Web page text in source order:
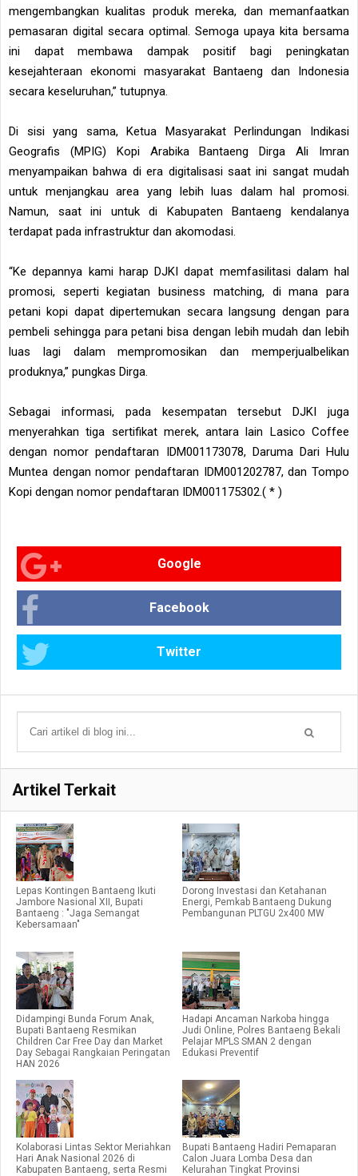
mengembangkan kualitas produk mereka, dan memanfaatkan
pemasaran digital secara optimal. Semoga upaya kita bersama
ini dapat membawa dampak positif bagi peningkatan
kesejahteraan ekonomi masyarakat Bantaeng dan Indonesia
secara keseluruhan,” tutupnya.
Di sisi yang sama, Ketua Masyarakat Perlindungan Indikasi
Geografis (MPIG) Kopi Arabika Bantaeng Dirga Ali Imran
menyampaikan bahwa di era digitalisasi saat ini sangat mudah
untuk menjangkau area yang lebih luas dalam hal promosi.
Namun, saat ini untuk di Kabupaten Bantaeng kendalanya
terdapat pada infrastruktur dan akomodasi.
“Ke depannya kami harap DJKI dapat memfasilitasi dalam hal
promosi, seperti kegiatan business matching, di mana para
petani kopi dapat dipertemukan secara langsung dengan para
pembeli sehingga para petani bisa dengan lebih mudah dan lebih
luas lagi dalam mempromosikan dan memperjualbelikan
produknya,” pungkas Dirga.
Sebagai informasi, pada kesempatan tersebut DJKI juga
menyerahkan tiga sertifikat merek, antara lain Lasico Coffee
dengan nomor pendaftaran IDM001173078, Daruma Dari Hulu
Muntea dengan nomor pendaftaran IDM001202787, dan Tompo
Kopi dengan nomor pendaftaran IDM001175302.( * )
Google
Facebook
Twitter
Artikel Terkait
Lepas Kontingen Bantaeng Ikuti
Jambore Nasional XII, Bupati
Bantaeng : "Jaga Semangat
Kebersamaan"
Dorong Investasi dan Ketahanan
Energi, Pemkab Bantaeng Dukung
Pembangunan PLTGU 2x400 MW
Didampingi Bunda Forum Anak,
Bupati Bantaeng Resmikan
Children Car Free Day dan Market
Day Sebagai Rangkaian Peringatan
HAN 2026
Hadapi Ancaman Narkoba hingga
Judi Online, Polres Bantaeng Bekali
Pelajar MPLS SMAN 2 dengan
Edukasi Preventif
Kolaborasi Lintas Sektor Meriahkan
Hari Anak Nasional 2026 di
Kabupaten Bantaeng, serta Resmi
Bupati Bantaeng Hadiri Pemaparan
Calon Juara Lomba Desa dan
Kelurahan Tingkat Provinsi